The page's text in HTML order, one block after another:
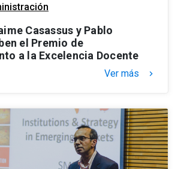
Casassus y Pablo
el Premio de
a la Excelencia Docente
Ver más keyboard_arrow_right